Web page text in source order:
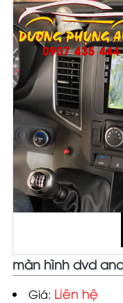
màn hình dvd
Giá: Liên hệ